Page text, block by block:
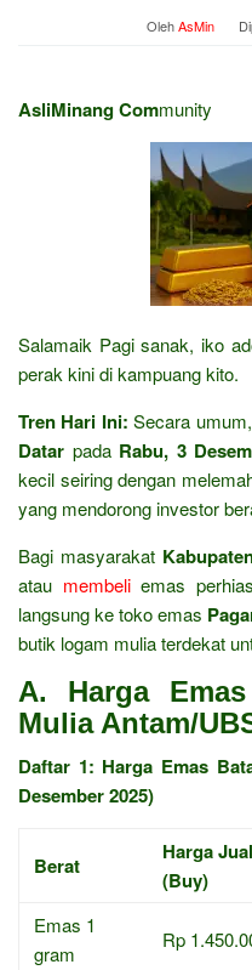
OlehAsMin
AsliMinang Community
Salamaik Pagi sanak, iko
perak kini di kampuang kito.
Tren Hari Ini: Secara
Datar pada Rabu, 3
kecil seiring dengan
yang mendorong investor
Bagi masyarakat
atau membeliemas
langsung ke toko emas
butik logam mulia terdekat
A. Harga
Mulia Antam/
Daftar 1: Harga Emas
Desember 2025)
Berat
Harga Jual
(Buy)
Emas 1
gram
Rp